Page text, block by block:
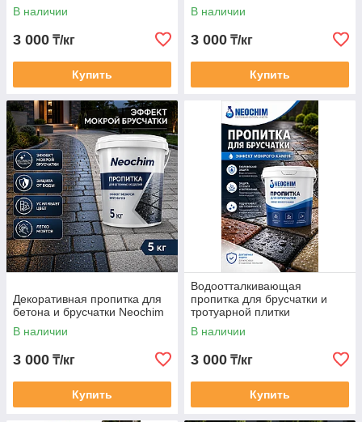
В наличии
3 000 ₸/кг
Купить
В наличии
3 000 ₸/кг
Купить
Декоративная пропитка для
бетона и брусчатки Neochim
В наличии
3 000 ₸/кг
Купить
Водоотталкивающая
пропитка для брусчатки и
тротуарной плитки
В наличии
3 000 ₸/кг
Купить